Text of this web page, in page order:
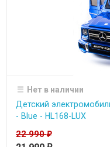
Нет в наличии
Детский
- Blue - HL168-LUX
22 990₽